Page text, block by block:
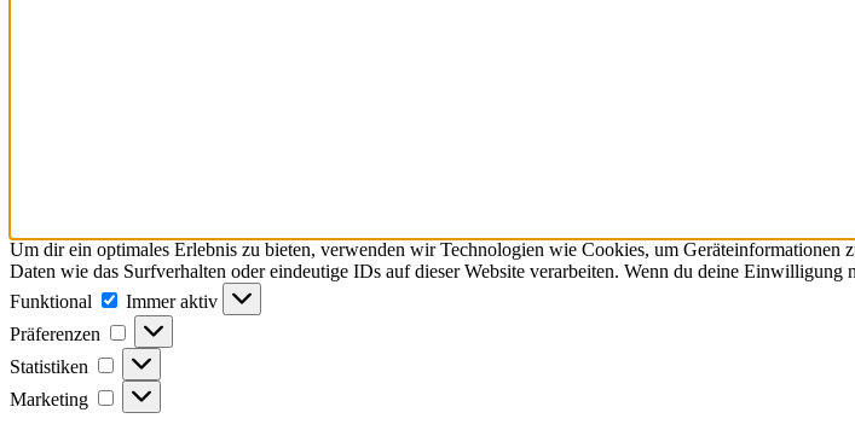
Um dir ein optimales Erlebnis zu bieten, verwenden wir Technologien wie Cookies, um
Daten wie das Surfverhalten oder eindeutige IDs auf dieser Website verarbeiten. Wenn du deine
Funktional
Funktional
Immer aktiv
Präferenzen
Präferenzen
Statistiken Statistiken
Marketing Marketing